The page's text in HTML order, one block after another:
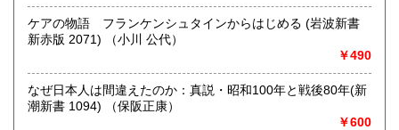
定休日：年中無休
書籍の買取について
不死鳥BOOKSでは、書籍だけでなくCD、DVD、レコード、
ゲーム、おもちゃ、骨董品まであらゆるものの買い取りがで
きます。店主が、日本全国買取にお伺いいたします。お気軽
ケアの物語 フランケンシュタインからはじめる (岩波新書
新赤版 2071) （小川 公代）
￥490
なぜ日本人は間違えたのか：真説・昭和100年と戦後80年(新
潮新書 1094) （保阪正康）
￥600